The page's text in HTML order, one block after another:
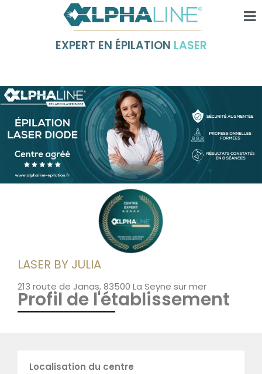
EXPERT EN ÉPILATION LASER
LASER BY JULIA
213 route de Janas, 83500 La Seyne sur mer
Profil de l'établissement
Localisation du centre